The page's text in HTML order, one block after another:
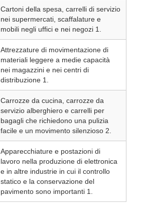
Cartoni della spesa, carrelli di servizio
nei supermercati, scaffalature e
mobili negli uffici e nei negozi 1.
Attrezzature di movimentazione di
materiali leggere a medie capacità
nei magazzini e nei centri di
distribuzione 1.
Carrozze da cucina, carrozze da
servizio alberghiero e carrelli per
bagagli che richiedono una pulizia
facile e un movimento silenzioso 2.
Apparecchiature e postazioni di
lavoro nella produzione di elettronica
e in altre industrie in cui il controllo
statico e la conservazione del
pavimento sono importanti 1.